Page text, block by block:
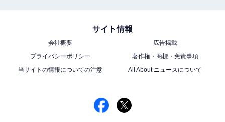
サイト情報
会社概要
広告掲載
プライバシーポリシー
著作権・商標・免責事項
当サイトの情報についての注意
All About ニュースについて